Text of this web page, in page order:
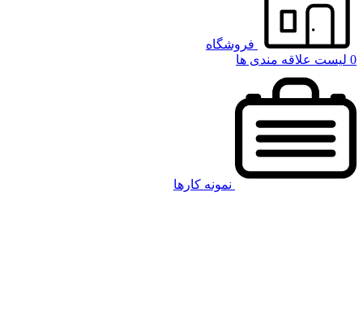
فروشگاه
0 لیست علاقه مندی ها
نمونه کارها